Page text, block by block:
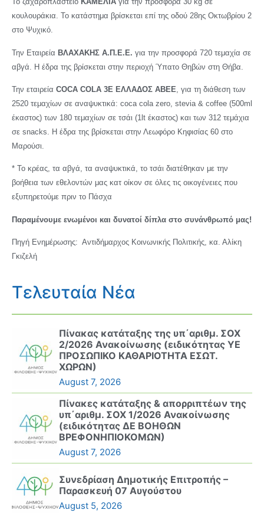
κουλουράκια. Το κατάστημα βρίσκεται επί της οδού 28ης Οκτωβρίου 2
στο Ψυχικό.
Την Εταιρεία ΒΛΑΧΑΚΗΣ Α.Π.Ε.Ε. για την προσφορά 720 τεμαχία σε
αβγά. Η έδρα της βρίσκεται στην περιοχή Ύπατο Θηβών στη Θήβα.
Την εταιρεία COCA COLA 3Ε ΕΛΛΑΔΟΣ ΑΒΕΕ, για τη διάθεση των
2520 τεμαχίων σε αναψυκτικά: coca cola zero, stevia & coffee (500ml
έκαστος) των 180 τεμαχίων σε τσάι (1lt έκαστος) και των 312 τεμάχια
σε snacks. Η έδρα της βρίσκεται στην Λεωφόρο Κηφισίας 60 στο
Μαρούσι.
* Το κρέας, τα αβγά, τα αναψυκτικά, το τσάι διατέθηκαν με την
βοήθεια των εθελοντών μας κατ οίκον σε όλες τις οικογένειες που
εξυπηρετούμε πριν το Πάσχα
Παραμένουμε ενωμένοι και δυνατοί δίπλα στο συνάνθρωπό μας!
Πηγή Ενημέρωσης: Αντιδήμαρχος Κοινωνικής Πολιτικής, κα. Αλίκη
Γκιζελή
Τελευταία Νέα
Πίνακας κατάταξης της υπ΄αριθμ. ΣΟΧ
2/2026 Ανακοίνωσης (ειδικότητας ΥΕ
ΠΡΟΣΩΠΙΚΟ ΚΑΘΑΡΙΟΤΗΤΑ ΕΣΩΤ.
ΧΩΡΩΝ)
August 7, 2026
Πίνακες κατάταξης & απορριπτέων της
υπ΄αριθμ. ΣΟΧ 1/2026 Ανακοίνωσης
(ειδικότητας ΔΕ ΒΟΗΘΩΝ
ΒΡΕΦΟΝΗΠΙΟΚΟΜΩΝ)
August 7, 2026
Συνεδρίαση Δημοτικής Επιτροπής –
Παρασκευή 07 Αυγούστου
August 5, 2026